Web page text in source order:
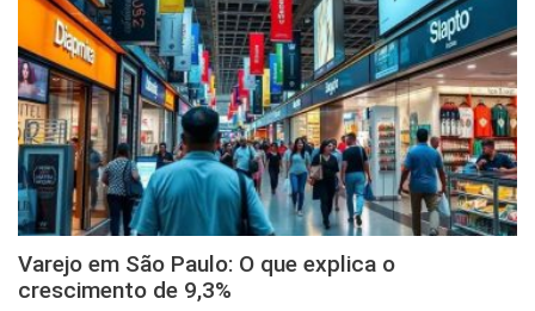
Varejo em São Paulo: O que explica o
crescimento de 9,3%